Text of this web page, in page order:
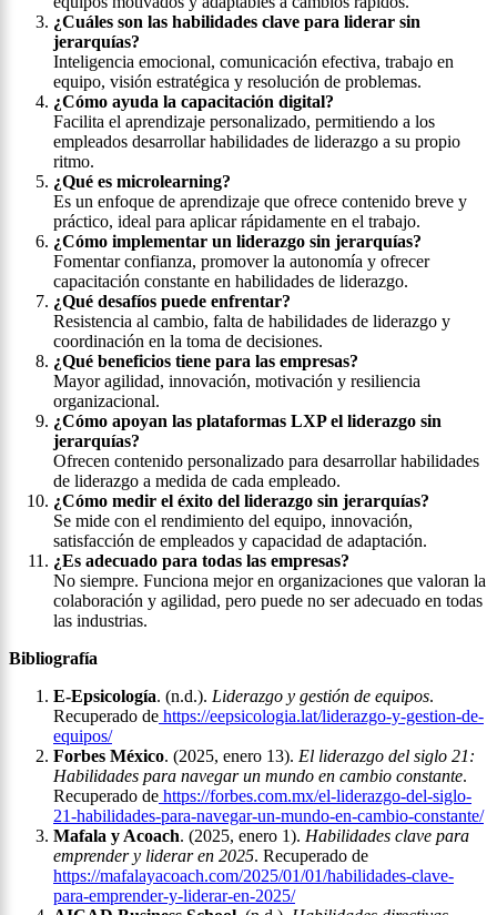
¿Cuáles son las habilidades clave para liderar sin
jerarquías?
Inteligencia emocional, comunicación efectiva, trabajo en
equipo, visión estratégica y resolución de problemas.
¿Cómo ayuda la capacitación digital?
Facilita el aprendizaje personalizado, permitiendo a los
empleados desarrollar habilidades de liderazgo a su propio
ritmo.
¿Qué es microlearning?
Es un enfoque de aprendizaje que ofrece contenido breve y
práctico, ideal para aplicar rápidamente en el trabajo.
¿Cómo implementar un liderazgo sin jerarquías?
Fomentar confianza, promover la autonomía y ofrecer
capacitación constante en habilidades de liderazgo.
¿Qué desafíos puede enfrentar?
Resistencia al cambio, falta de habilidades de liderazgo y
coordinación en la toma de decisiones.
¿Qué beneficios tiene para las empresas?
Mayor agilidad, innovación, motivación y resiliencia
organizacional.
¿Cómo apoyan las plataformas LXP el liderazgo sin
jerarquías?
Ofrecen contenido personalizado para desarrollar habilidades
de liderazgo a medida de cada empleado.
¿Cómo medir el éxito del liderazgo sin jerarquías?
Se mide con el rendimiento del equipo, innovación,
satisfacción de empleados y capacidad de adaptación.
¿Es adecuado para todas las empresas?
No siempre. Funciona mejor en organizaciones que valoran la
colaboración y agilidad, pero puede no ser adecuado en todas
las industrias.
Bibliografía
E-Epsicología. (n.d.). Liderazgo y gestión de equipos.
Recuperado de https://eepsicologia.lat/liderazgo-y-gestion-de-
equipos/
Forbes México. (2025, enero 13). El liderazgo del siglo 21:
Habilidades para navegar un mundo en cambio constante.
Recuperado de https://forbes.com.mx/el-liderazgo-del-siglo-
21-habilidades-para-navegar-un-mundo-en-cambio-constante/
Mafala y Acoach. (2025, enero 1). Habilidades clave para
emprender y liderar en 2025. Recuperado de
https://mafalayacoach.com/2025/01/01/habilidades-clave-
para-emprender-y-liderar-en-2025/